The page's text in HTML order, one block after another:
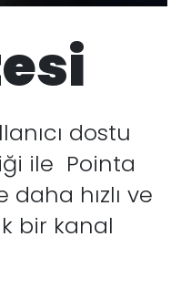
dostu
ile Pointa
hızlı ve
bir kanal